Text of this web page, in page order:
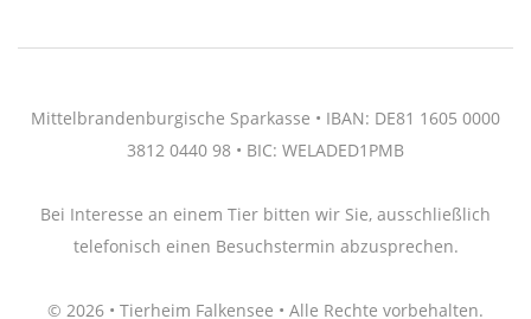
Mittelbrandenburgische Sparkasse • IBAN: DE81 1605 0000
3812 0440 98 • BIC: WELADED1PMB
Bei Interesse an einem Tier bitten wir Sie, ausschließlich
telefonisch einen Besuchstermin abzusprechen.
© 2026 • Tierheim Falkensee • Alle Rechte vorbehalten.